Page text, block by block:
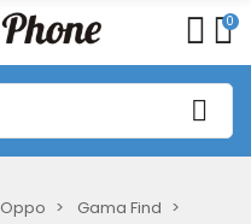
0
Oppo
Gama Find